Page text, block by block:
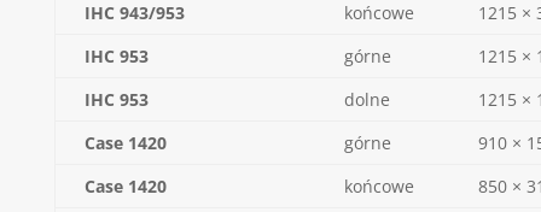
IHC 943/953
końcowe
1215 ×
IHC 953
górne
1215 ×
IHC 953
dolne
1215 ×
Case 1420
górne
910 ×
Case 1420
końcowe
850 ×